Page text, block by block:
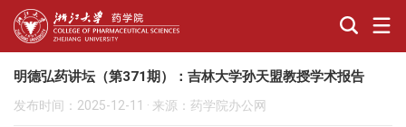
明德弘药讲坛（第371期）：吉林大学孙天盟教授学术报告
发布时间：2025-12-11 · 来源：药学院办公网